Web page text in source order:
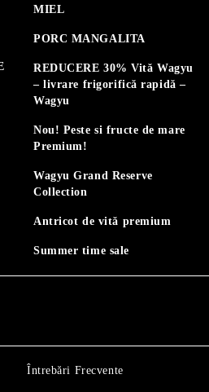
MIEL
PORC MANGALITA
REDUCERE 30% Vită Wagyu
– livrare frigorifică rapidă –
Wagyu
Nou! Peste si fructe de mare
Premium!
Wagyu Grand Reserve
Collection
Antricot de vită premium
Summer time sale
Întrebări Frecvente